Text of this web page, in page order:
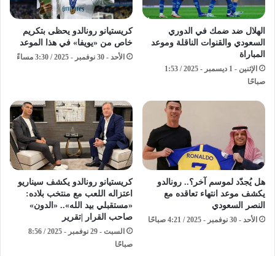
الهلال ضد ضمك في الدوري
السعودي والقنوات الناقلة وموعد
المباراة
الإثنين - 1 ديسمبر - 2025 / 1:53
صباحًا
كريستيانو رونالدو يحظى بتكريم
خاص من «يويفا» في هذا الموعد
الأحد - 30 نوفمبر - 2025 / 3:30 مساءً
هل يُجدّد لموسم آخر؟.. رونالدو
يكشف موعد انتهاء تعاقده مع
النصر السعودي
الأحد - 30 نوفمبر - 2025 / 4:21 صباحًا
كريستيانو رونالدو يكشف سيناريو
اعتزاله اللعب مع منتخب بلاده:
«مستقبلي بيد الله».. «الدون»
صاحب القرار |تقرير
السبت - 29 نوفمبر - 2025 / 8:56
صباحًا